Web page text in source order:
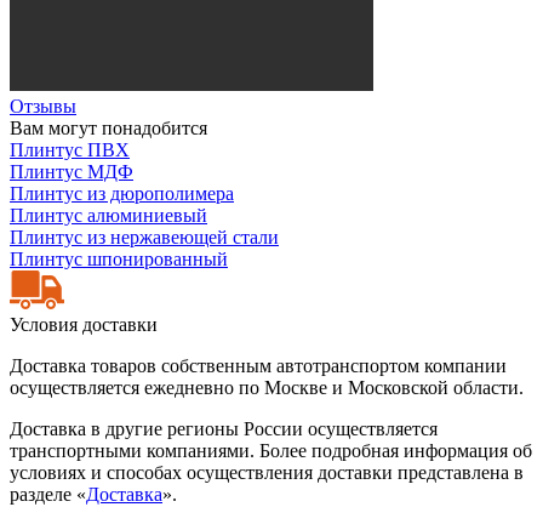
Отзывы
Вам могут понадобится
Плинтус ПВХ
Плинтус МДФ
Плинтус из дюрополимера
Плинтус алюминиевый
Плинтус из нержавеющей стали
Плинтус шпонированный
Условия доставки
Доставка товаров собственным автотранспортом компании
осуществляется ежедневно по Москве и Московской области.
Доставка в другие регионы России осуществляется
транспортными компаниями. Более подробная информация об
условиях и способах осуществления доставки представлена в
разделе «Доставка».